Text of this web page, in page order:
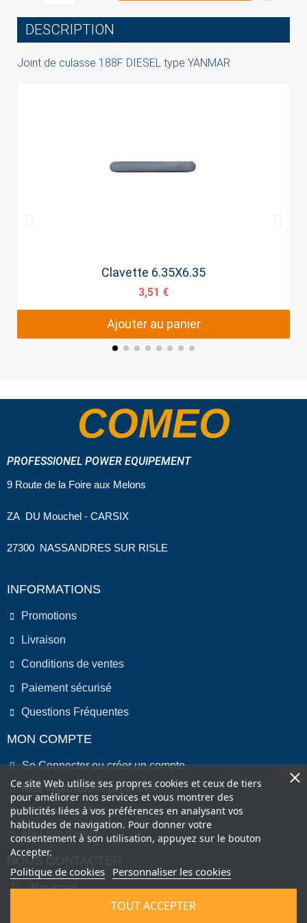
DESCRIPTION
Joint de culasse 188F DIESEL type YANMAR
Aperçu rapide
Clavette 6.35X6.35
3,51 €
Ajouter au panier
COMEO
PROFESSIONEL POWER EQUIPEMENT
9 Route de la Foire aux Melons
ZA DU Mouchel - CARSIX
27300 NASSANDRES SUR RISLE
INFORMATIONS
Promotions
Livraison
Conditions de ventes
Paiement sécurisé
Questions Fréquentes
MON COMPTE
Se Connecter ou créer un compte
Mes informations personnel
Mes commandes
Ma Liste d'envie
NOUS CONTACTER
Par email
Ce site Web utilise ses propres cookies et ceux de tiers
pour améliorer nos services et vous montrer des
publicités liées à vos préférences en analysant vos
habitudes de navigation. Pour donner votre
consentement à son utilisation, appuyez sur le bouton
Accepter.
Politique de cookies Personnaliser les cookies
TOUT ACCEPTER
Cancel Sign in